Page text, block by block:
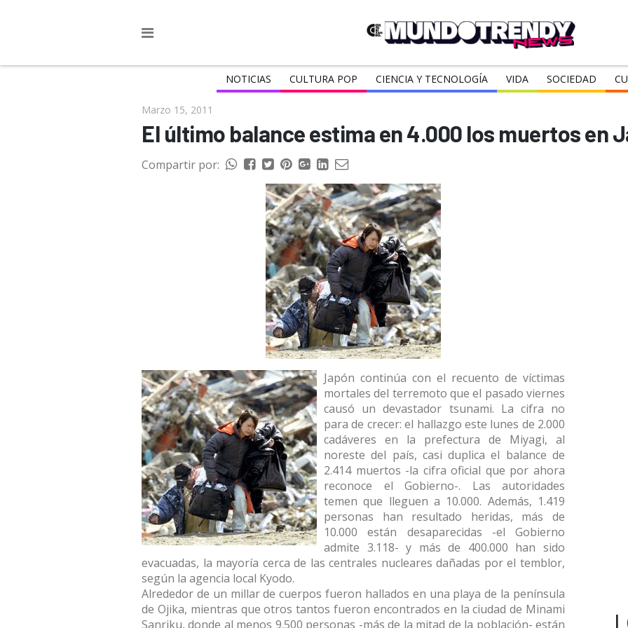
NOTICIAS CULTURA POP CIENCIA Y TECNOLOGÍA VIDA SOCIEDAD
Marzo 15, 2011
El último balance estima en 4.000 los muertos en
Compartir por:
Japón continúa con el recuento de víctimas
mortales del terremoto que el pasado viernes
causó un devastador tsunami. La cifra no
para de crecer: el hallazgo este lunes de 2.000
cadáveres en la prefectura de Miyagi, al
noreste del país, casi duplica el balance de
2.414 muertos -la cifra oficial que por ahora
reconoce el Gobierno-. Las autoridades
temen que lleguen a 10.000. Además, 1.419
personas han resultado heridas, más de
10.000 están desaparecidas -el Gobierno
admite 3.118- y más de 400.000 han sido
evacuadas, la mayoría cerca de las centrales nucleares dañadas por el temblor,
según la agencia local Kyodo.
Alrededor de un millar de cuerpos fueron hallados en una playa de la península
de Ojika, mientras que otros tantos fueron encontrados en la ciudad de Minami
Sanriku, donde al menos 9.500 personas -más de la mitad de la población- están